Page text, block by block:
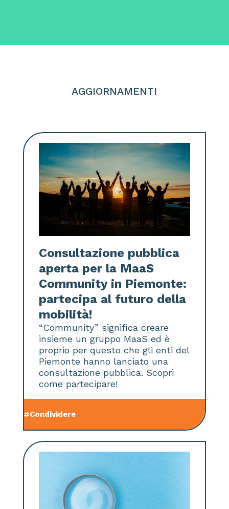
AGGIORNAMENTI
Consultazione pubblica
aperta per la MaaS
Community in Piemonte:
partecipa al futuro della
mobilità!
#Condividere
“Community” significa creare
insieme un gruppo MaaS ed è
proprio per questo che gli enti del
Piemonte hanno lanciato una
consultazione pubblica. Scopri
come partecipare!